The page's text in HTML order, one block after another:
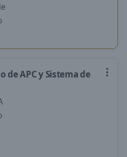
de APC y Sistema de